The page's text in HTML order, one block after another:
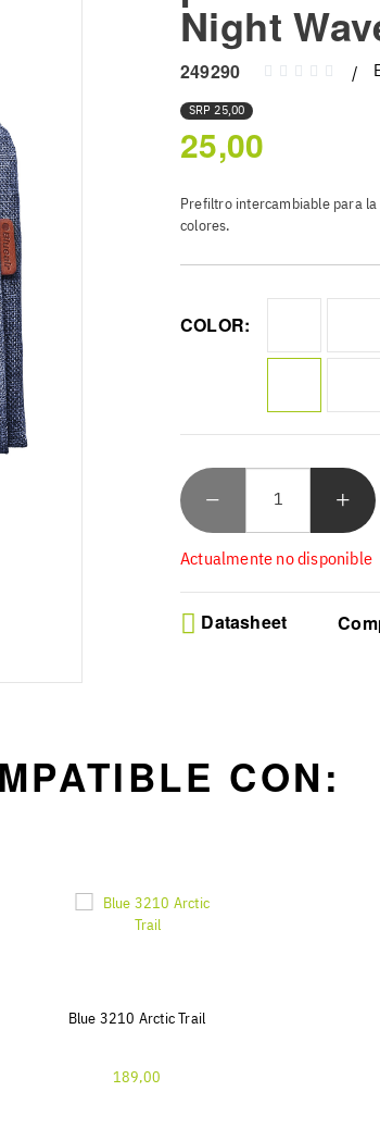
Night
249290
SRP 25,00
25,00
Prefiltro intercambiable para
colores.
COLOR:
Actualmente no disponible
Datasheet
CON:
Blue 3210 Arctic Trail
189,00